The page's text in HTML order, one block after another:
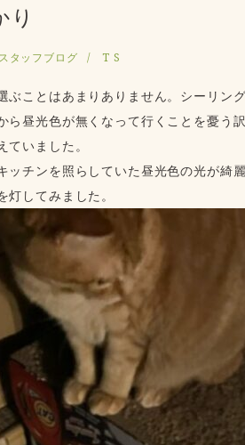
り
スタッフブログ T S
ぶことはあまりありません。シーリン
ら昼光色が無くなって行くことを憂う
いました。
ッチンを照らしていた昼光色の光が綺
してみました。